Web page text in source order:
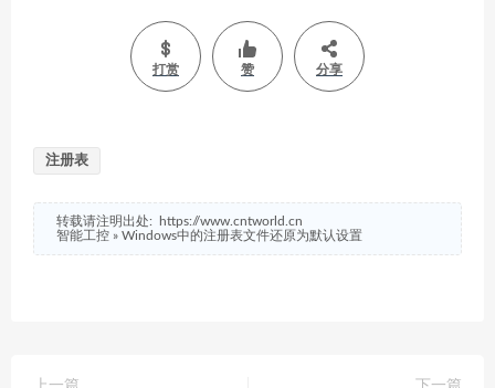
打赏 赞 分享
注册表
转载请注明出处:
https://www.cntworld.cn
智能工控 » Windows中的注册表文件还原为默认设置